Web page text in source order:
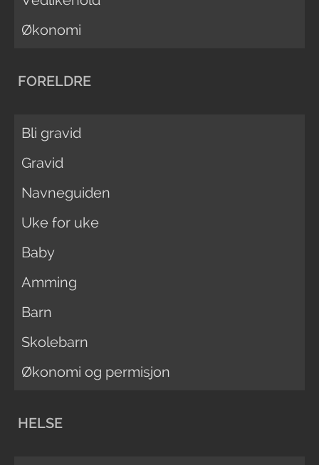
Økonomi
FORELDRE
Bli gravid
Gravid
Navneguiden
Uke for uke
Baby
Amming
Barn
Skolebarn
Økonomi og permisjon
HELSE